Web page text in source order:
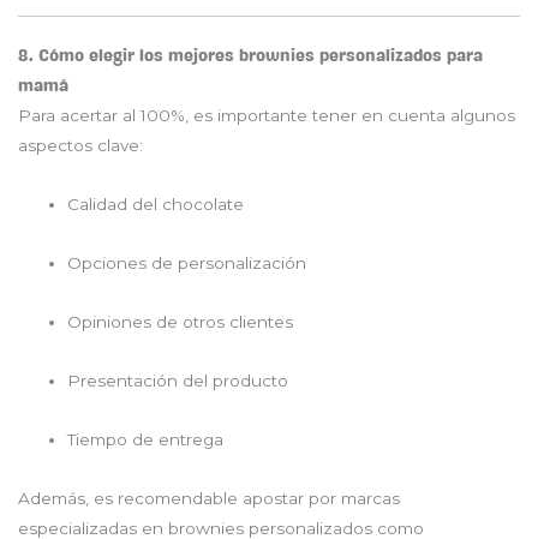
8. Cómo elegir los mejores brownies personalizados para
mamá
Para acertar al 100%, es importante tener en cuenta algunos
aspectos clave:
Calidad del chocolate
Opciones de personalización
Opiniones de otros clientes
Presentación del producto
Tiempo de entrega
Además, es recomendable apostar por marcas
especializadas en brownies personalizados como